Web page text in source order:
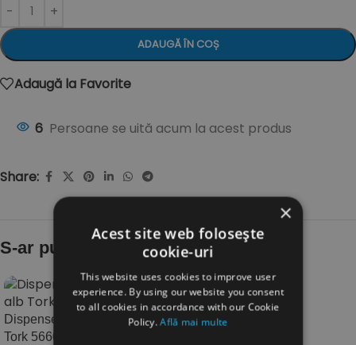
ADAUGĂ ÎN COȘ
Adaugă la Favorite
6 Persoane se uită acum la acest produs
Share:
S-ar putea să-ți placă și…
Dispenser pungi igienice alb
Tork 566000
×
Acest site web folosește
cookie-uri
This website uses cookies to improve user
experience. By using our website you consent
to all cookies in accordance with our Cookie
Policy.Află mai multe